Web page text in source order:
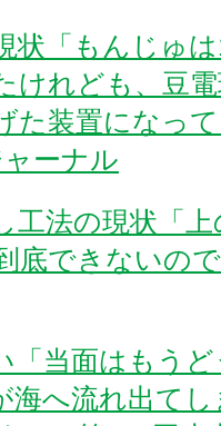
状「もんじゅ
けれども、豆
た装置になっ
ーナル
工法の現状「
底できないの
「当面はもう
海へ流れ出て